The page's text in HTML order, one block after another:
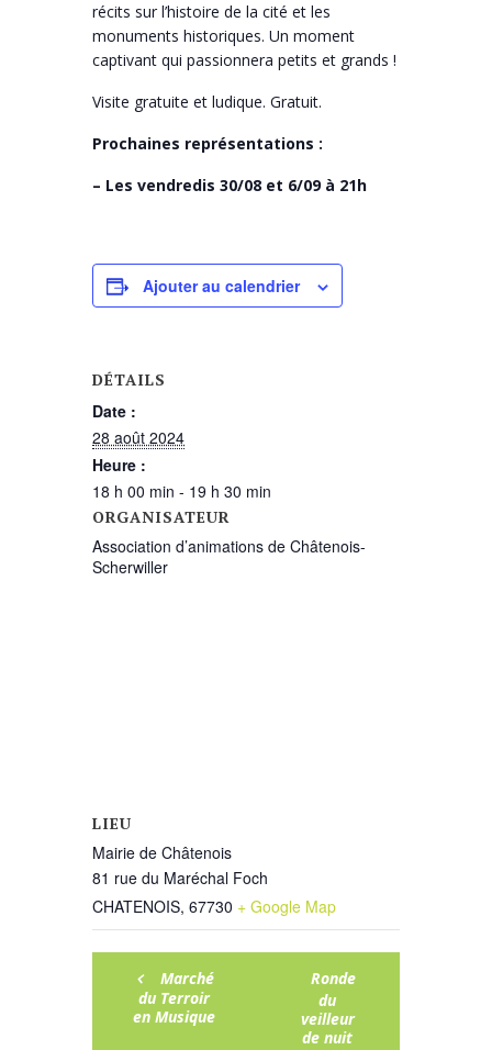
récits sur l’histoire de la cité et les
monuments historiques. Un moment
captivant qui passionnera petits et grands !
Visite gratuite et ludique. Gratuit.
Prochaines représentations :
– Les vendredis 30/08 et 6/09 à 21h
Ajouter au calendrier
DÉTAILS
Date :
28 août 2024
Heure :
18 h 00 min - 19 h 30 min
ORGANISATEUR
Association d’animations de Châtenois-
Scherwiller
LIEU
Mairie de Châtenois
81 rue du Maréchal Foch
CHATENOIS, 67730 + Google Map
Marché
du Terroir
en Musique
Ronde
du
veilleur
de nuit